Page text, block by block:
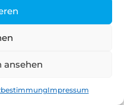
ansehen
Impressum